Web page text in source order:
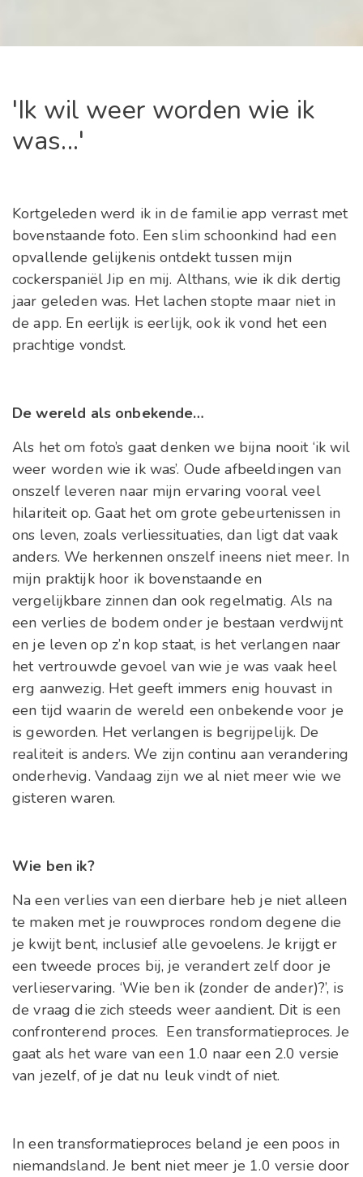
'Ik wil weer worden wie ik
was...'
Kortgeleden werd ik in de familie app verrast met
bovenstaande foto. Een slim schoonkind had een
opvallende gelijkenis ontdekt tussen mijn
cockerspaniël Jip en mij. Althans, wie ik dik dertig
jaar geleden was. Het lachen stopte maar niet in
de app. En eerlijk is eerlijk, ook ik vond het een
prachtige vondst.
De wereld als onbekende…
Als het om foto’s gaat denken we bijna nooit ‘ik wil
weer worden wie ik was’. Oude afbeeldingen van
onszelf leveren naar mijn ervaring vooral veel
hilariteit op. Gaat het om grote gebeurtenissen in
ons leven, zoals verliessituaties, dan ligt dat vaak
anders. We herkennen onszelf ineens niet meer. In
mijn praktijk hoor ik bovenstaande en
vergelijkbare zinnen dan ook regelmatig. Als na
een verlies de bodem onder je bestaan verdwijnt
en je leven op z’n kop staat, is het verlangen naar
het vertrouwde gevoel van wie je was vaak heel
erg aanwezig. Het geeft immers enig houvast in
een tijd waarin de wereld een onbekende voor je
is geworden. Het verlangen is begrijpelijk. De
realiteit is anders. We zijn continu aan verandering
onderhevig. Vandaag zijn we al niet meer wie we
gisteren waren.
Wie ben ik?
Na een verlies van een dierbare heb je niet alleen
te maken met je rouwproces rondom degene die
je kwijt bent, inclusief alle gevoelens. Je krijgt er
een tweede proces bij, je verandert zelf door je
verlieservaring. ‘Wie ben ik (zonder de ander)?’, is
de vraag die zich steeds weer aandient. Dit is een
confronterend proces. Een transformatieproces. Je
gaat als het ware van een 1.0 naar een 2.0 versie
van jezelf, of je dat nu leuk vindt of niet.
In een transformatieproces beland je een poos in
niemandsland. Je bent niet meer je 1.0 versie door